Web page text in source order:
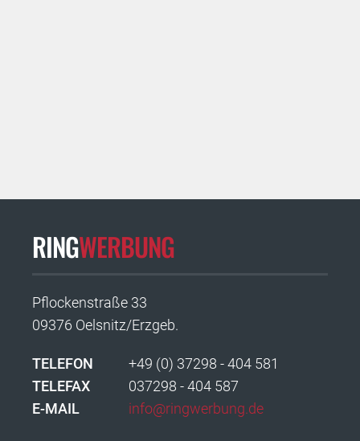
RINGWERBUNG
Pflockenstraße 33
09376 Oelsnitz/Erzgeb.
TELEFON
+49 (0) 37298 - 404 581
TELEFAX
037298 - 404 587
E-MAIL
info@ringwerbung.de